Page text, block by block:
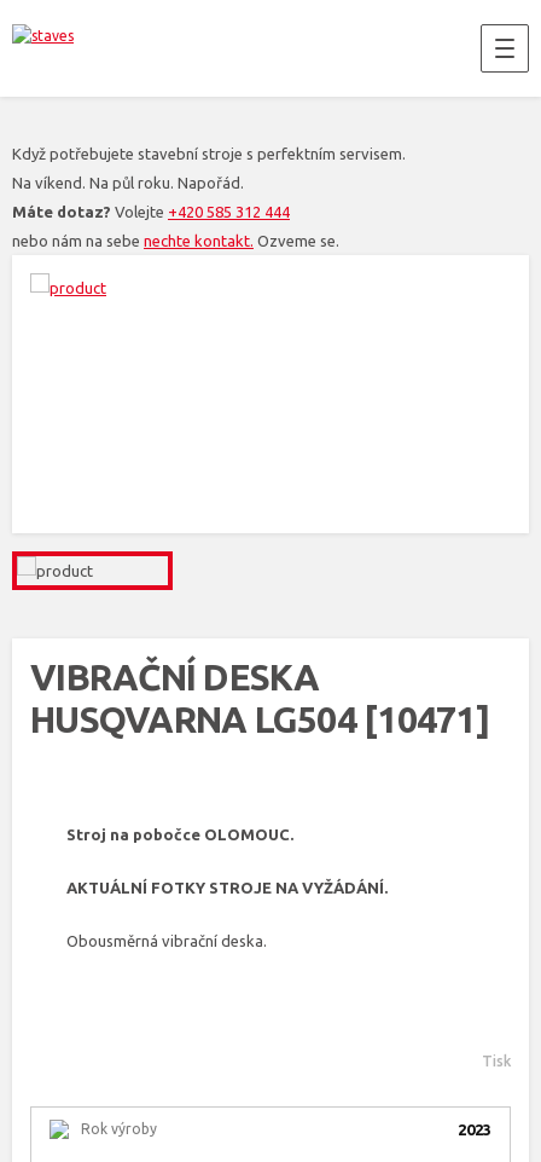
Když potřebujete stavební stroje s perfektním servisem.
Na víkend. Na půl roku. Napořád.
Máte dotaz? Volejte +420 585 312 444
nebo nám na sebe nechte kontakt. Ozveme se.
VIBRAČNÍ DESKA
HUSQVARNA LG504 [10471]
Stroj na pobočce OLOMOUC.
AKTUÁLNÍ FOTKY STROJE NA VYŽÁDÁNÍ.
Obousměrná vibrační deska.
Tisk
Rok výroby 2023